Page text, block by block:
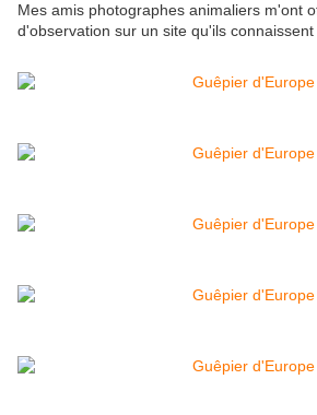
Mes amis photographes animaliers m'ont
d'observation sur un site qu'ils connaissent